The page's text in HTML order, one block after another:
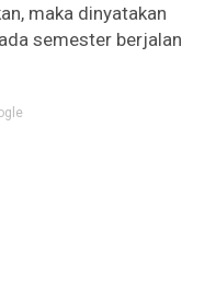
maka dinyatakan
semester berjalan